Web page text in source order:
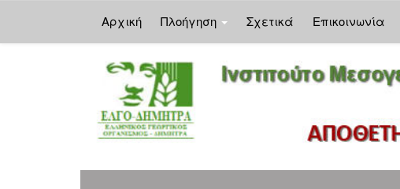
Αρχική Πλοήγηση Σχετικά Επικοινωνία